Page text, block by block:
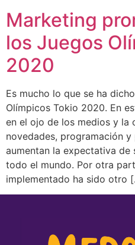
Marketing
los Juegos
2020
Es mucho lo que se ha
Olímpicos Tokio 2020. En
en el ojo de los medios y la
novedades, programación
aumentan la expectativa de
todo el mundo. Por otra
implementado ha sido otro